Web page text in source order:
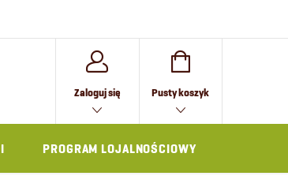
Zaloguj się KOSZYK
Pusty koszyk
PROGRAM LOJALNOŚCIOWY